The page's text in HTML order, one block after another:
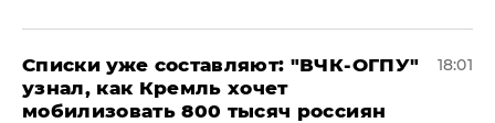
Списки уже составляют: "ВЧК-ОГПУ"
узнал, как Кремль хочет
мобилизовать 800 тысяч россиян
18:01